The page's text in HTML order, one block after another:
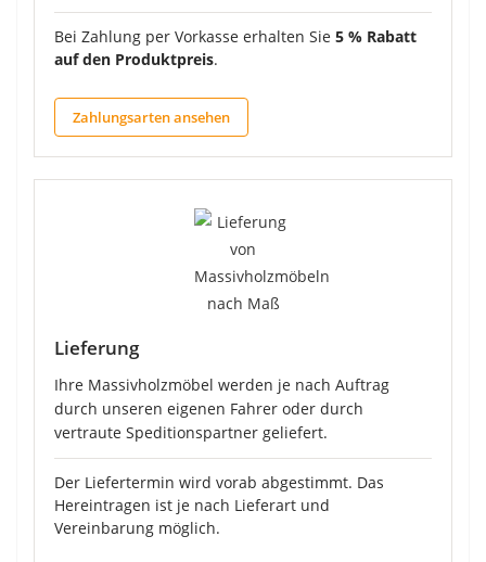
Bei Zahlung per Vorkasse erhalten Sie 5 % Rabatt
auf den Produktpreis.
Zahlungsarten ansehen
Lieferung
Ihre Massivholzmöbel werden je nach Auftrag
durch unseren eigenen Fahrer oder durch
vertraute Speditionspartner geliefert.
Der Liefertermin wird vorab abgestimmt. Das
Hereintragen ist je nach Lieferart und
Vereinbarung möglich.